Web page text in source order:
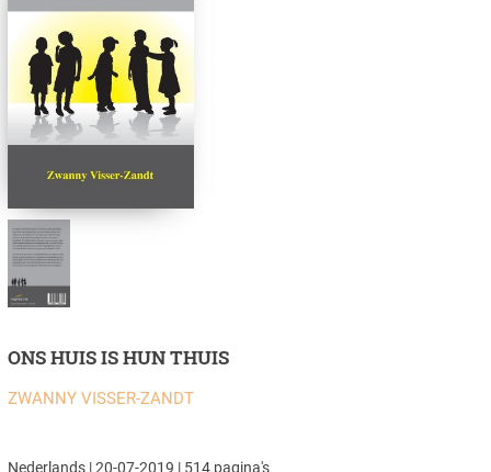
ONS HUIS IS HUN THUIS
ZWANNY VISSER-ZANDT
Nederlands | 20-07-2019 | 514 pagina's